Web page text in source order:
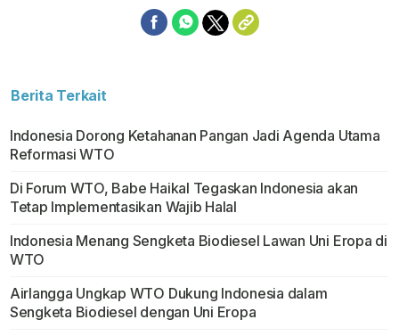
Berita Terkait
Indonesia Dorong Ketahanan Pangan Jadi Agenda Utama
Reformasi WTO
Di Forum WTO, Babe Haikal Tegaskan Indonesia akan
Tetap Implementasikan Wajib Halal
Indonesia Menang Sengketa Biodiesel Lawan Uni Eropa di
WTO
Airlangga Ungkap WTO Dukung Indonesia dalam
Sengketa Biodiesel dengan Uni Eropa